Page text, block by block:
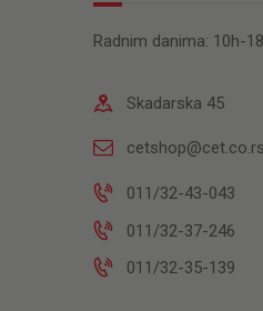
Radnim danima: 10h-
Skadarska 45
cetshop@cet.co.rs
011/32-43-043
011/32-37-246
011/32-35-139